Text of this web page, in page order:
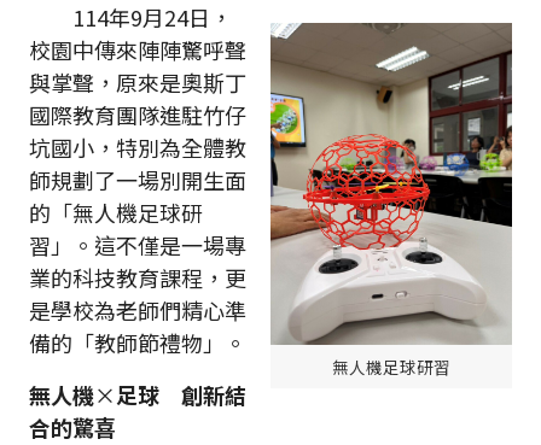
無人機足球研習
114年9月24日，
校園中傳來陣陣驚呼聲
與掌聲，原來是奧斯丁
國際教育團隊進駐竹仔
坑國小，特別為全體教
師規劃了一場別開生面
的「無人機足球研
習」。這不僅是一場專
業的科技教育課程，更
是學校為老師們精心準
備的「教師節禮物」。
無人機×足球 創新結
合的驚喜